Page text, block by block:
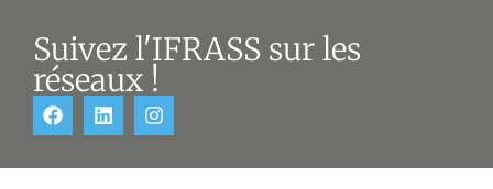
Suivez l'IFRASS sur les
réseaux !